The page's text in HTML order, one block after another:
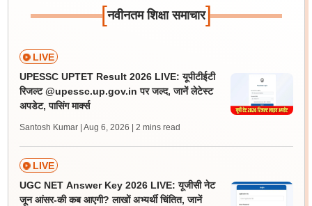
[नवीनतम शिक्षा समाचार]
LIVE
UPESSC UPTET Result 2026 LIVE: यूपीटीईटी
रिजल्ट @upessc.up.gov.in पर जल्द, जानें लेटेस्ट
अपडेट, पासिंग मार्क्स
Santosh Kumar | Aug 6, 2026 | 2 mins read
LIVE
UGC NET Answer Key 2026 LIVE: यूजीसी नेट
जून आंसर-की कब आएगी? लाखों अभ्यर्थी चिंतित, जानें